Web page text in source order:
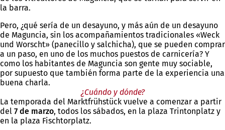
la barra.
Pero, ¿qué sería de un desayuno, y más aún de un desayuno
de Maguncia, sin los acompañamientos tradicionales «Weck
und Worscht» (panecillo y salchicha), que se pueden comprar
a un paso, en uno de los muchos puestos de carnicería? Y
como los habitantes de Maguncia son gente muy sociable,
por supuesto que también forma parte de la experiencia una
buena charla.
¿Cuándo y dónde?
La temporada del Marktfrühstück vuelve a comenzar a partir
del 7 de marzo, todos los sábados, en la plaza Trintonplatz y
en la plaza Fischtorplatz.